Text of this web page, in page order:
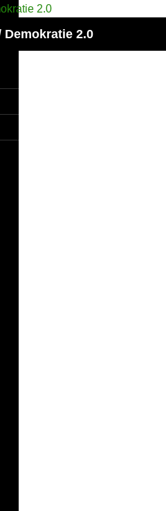
Demokratie 2.0